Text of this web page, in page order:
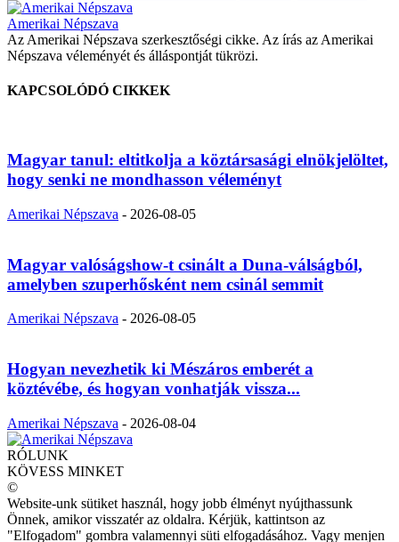
Amerikai Népszava
Az Amerikai Népszava szerkesztőségi cikke. Az írás az Amerikai
Népszava véleményét és álláspontját tükrözi.
KAPCSOLÓDÓ CIKKEK
Magyar tanul: eltitkolja a köztársasági elnökjelöltet,
hogy senki ne mondhasson véleményt
Amerikai Népszava - 2026-08-05
Magyar valóságshow-t csinált a Duna-válságból,
amelyben szuperhősként nem csinál semmit
Amerikai Népszava - 2026-08-05
Hogyan nevezhetik ki Mészáros emberét a
köztévébe, és hogyan vonhatják vissza...
Amerikai Népszava - 2026-08-04
RÓLUNK
KÖVESS MINKET
©
Website-unk sütiket használ, hogy jobb élményt nyújthassunk
Önnek, amikor visszatér az oldalra. Kérjük, kattintson az
"Elfogadom" gombra valamennyi süti elfogadásához. Vagy menjen